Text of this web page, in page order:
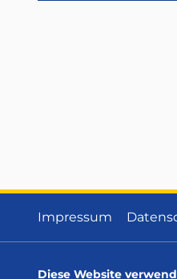
Impressum
Diese Website